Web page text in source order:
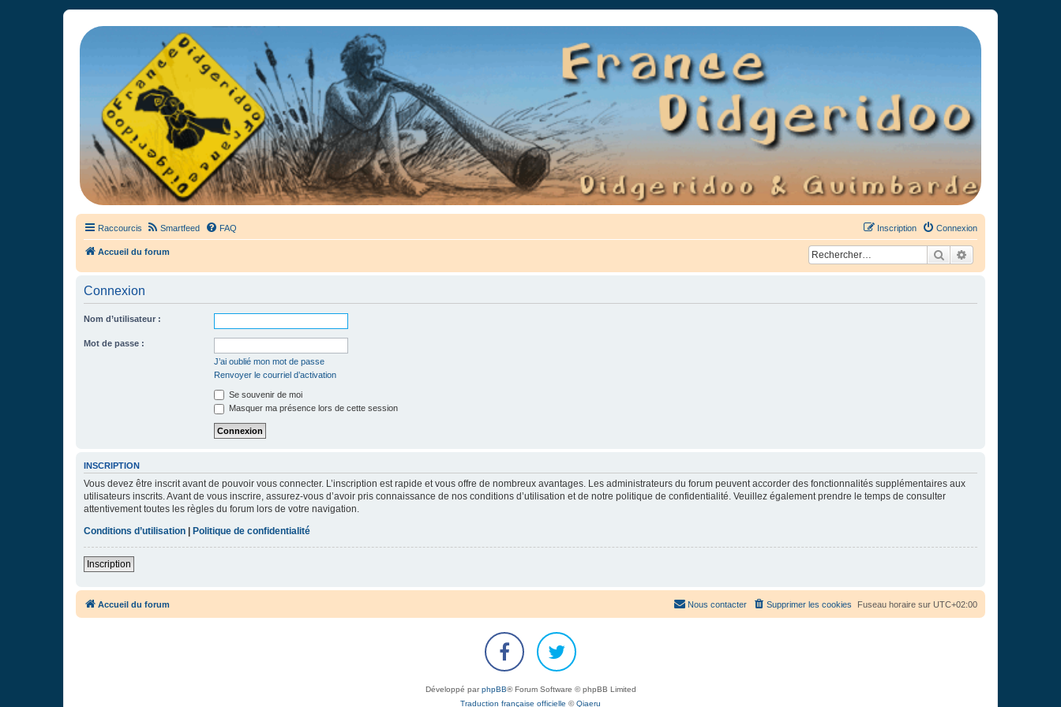
France Didgeridoo
Didgeridoo et Guimbarde sur France Didgeridoo - retrouvez la communauté.
Raccourcis Smartfeed FAQ Connexion
Inscription
Accueil du forum Rechercher
Connexion
Nom d’utilisateur :
Mot de passe :
J’ai oublié mon mot de passe
Renvoyer le courriel d’activation
Se souvenir de moi
Masquer ma présence lors de cette session
INSCRIPTION
Vous devez être inscrit avant de pouvoir vous connecter. L’inscription est rapide et vous offre de nombreux avantages. Les administrateurs du forum peuvent accorder des fonctionnalités supplémentaires aux
utilisateurs inscrits. Avant de vous inscrire, assurez-vous d’avoir pris connaissance de nos conditions d’utilisation et de notre politique de confidentialité. Veuillez également prendre le temps de consulter
attentivement toutes les règles du forum lors de votre navigation.
Conditions d’utilisation
Politique de confidentialité
Inscription
Accueil du forum Fuseau horaire sur UTC+02:00
Supprimer les cookies
Nous contacter
Développé parphpBB® Forum Software © phpBB Limited
Traduction française officielle ©Qiaeru